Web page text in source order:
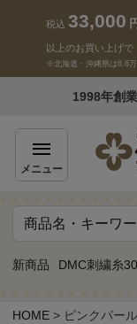
税込 33,000
以上のお買い上げで
※北海道・沖縄県は6.6
1998年創
メニュー
新商品 DMC刺繍糸
商品一覧
HOME ピンクパー